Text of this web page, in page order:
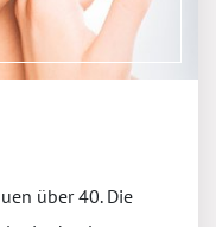
über 40. Die